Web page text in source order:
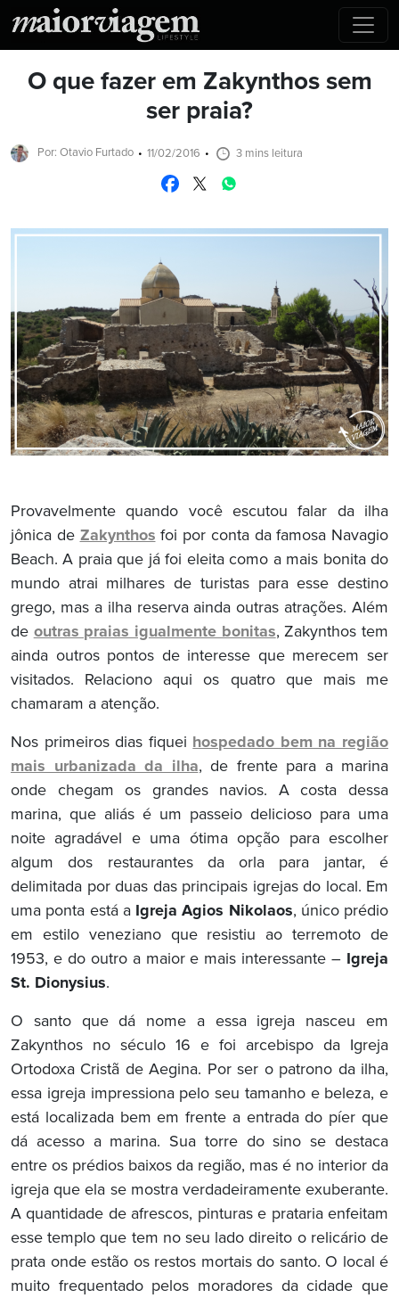
O que fazer em Zakynthos sem
ser praia?
Por: Otavio Furtado 11/02/2016 3 mins leitura
Provavelmente quando você escutou falar da ilha
jônica de Zakynthos foi por conta da famosa Navagio
Beach. A praia que já foi eleita como a mais bonita do
mundo atrai milhares de turistas para esse destino
grego, mas a ilha reserva ainda outras atrações. Além
de outras praias igualmente bonitas, Zakynthos tem
ainda outros pontos de interesse que merecem ser
visitados. Relaciono aqui os quatro que mais me
chamaram a atenção.
Nos primeiros dias fiquei hospedado bem na região
mais urbanizada da ilha, de frente para a marina
onde chegam os grandes navios. A costa dessa
marina, que aliás é um passeio delicioso para uma
noite agradável e uma ótima opção para escolher
algum dos restaurantes da orla para jantar, é
delimitada por duas das principais igrejas do local. Em
uma ponta está a Igreja Agios Nikolaos, único prédio
em estilo veneziano que resistiu ao terremoto de
1953, e do outro a maior e mais interessante – Igreja
St. Dionysius.
O santo que dá nome a essa igreja nasceu em
Zakynthos no século 16 e foi arcebispo da Igreja
Ortodoxa Cristã de Aegina. Por ser o patrono da ilha,
essa igreja impressiona pelo seu tamanho e beleza, e
está localizada bem em frente a entrada do píer que
dá acesso a marina. Sua torre do sino se destaca
entre os prédios baixos da região, mas é no interior da
igreja que ela se mostra verdadeiramente exuberante.
A quantidade de afrescos, pinturas e prataria enfeitam
esse templo que tem no seu lado direito o relicário de
prata onde estão os restos mortais do santo. O local é
muito frequentado pelos moradores da cidade que